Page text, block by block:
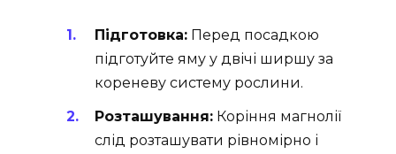
Підготовка: Перед посадкою
підготуйте яму у двічі ширшу за
кореневу систему рослини.
Розташування: Коріння магнолії
слід розташувати рівномірно і